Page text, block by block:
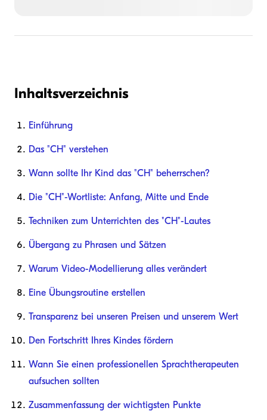
Inhaltsverzeichnis
Einführung
Das "CH" verstehen
Wann sollte Ihr Kind das "CH" beherrschen?
Die "CH"-Wortliste: Anfang, Mitte und Ende
Techniken zum Unterrichten des "CH"-Lautes
Übergang zu Phrasen und Sätzen
Warum Video-Modellierung alles verändert
Eine Übungsroutine erstellen
Transparenz bei unseren Preisen und unserem Wert
Den Fortschritt Ihres Kindes fördern
Wann Sie einen professionellen Sprachtherapeuten
aufsuchen sollten
Zusammenfassung der wichtigsten Punkte